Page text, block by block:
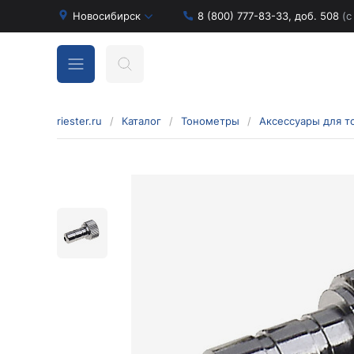
Новосибирск 8 (800) 777-83-33, доб. 508
Оголовья для бинокулярных луп
riester.ru / Каталог / Тонометры / Аксессуары для